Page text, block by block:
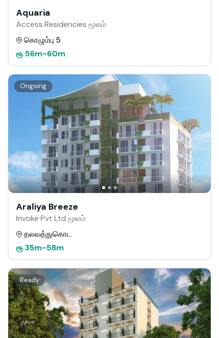
Aquaria
Access Residencies மூலம்
கொழும்பு 5
ரூ 56m-60m
Ongoing
Araliya Breeze
Invoke Pvt Ltd மூலம்
தலவத்துகொட
ரூ35m-58m
Ready